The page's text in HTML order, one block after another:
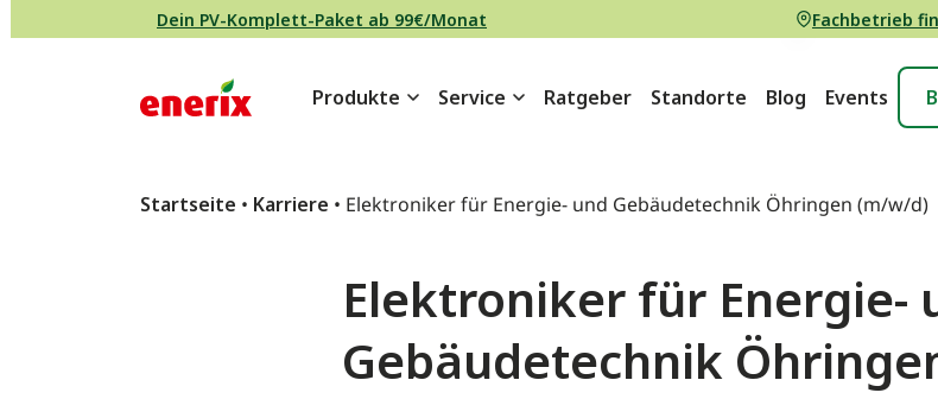
Direkt zum Inhalt wechselnDein PV-Komplett-Paket ab 99€/Monat Fachbetrieb
Hauptnavigation
Produkte Service Ratgeber Standorte Blog Events
Startseite • Karriere • Elektroniker für Energie- und Gebäudetechnik Öhringen (m/w/d)
Elektroniker für Energie-
Gebäudetechnik